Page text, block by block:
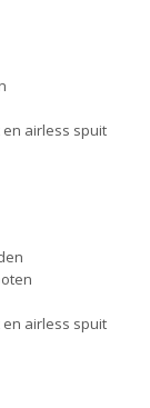
airless spuit
airless spuit